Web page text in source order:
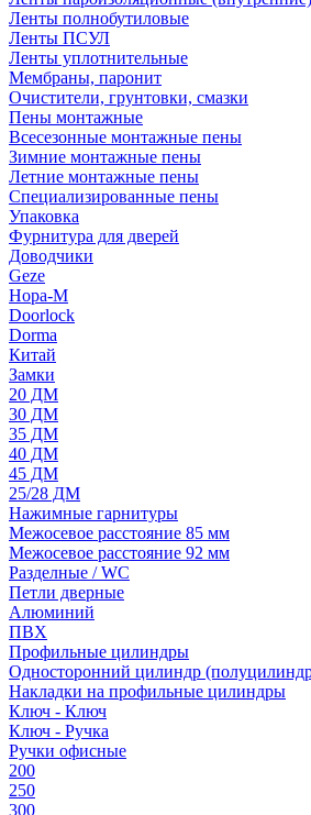
Ленты полнобутиловые
Ленты ПСУЛ
Ленты уплотнительные
Мембраны, паронит
Очистители, грунтовки, смазки
Пены монтажные
Всесезонные монтажные пены
Зимние монтажные пены
Летние монтажные пены
Специализированные пены
Упаковка
Фурнитура для дверей
Доводчики
Geze
Нора-М
Doorlock
Dorma
Китай
Замки
20 ДМ
30 ДМ
35 ДМ
40 ДМ
45 ДМ
25/28 ДМ
Нажимные гарнитуры
Межосевое расстояние 85 мм
Межосевое расстояние 92 мм
Разделные / WC
Петли дверные
Алюминий
ПВХ
Профильные цилиндры
Односторонний цилиндр
Накладки на профильные цилиндры
Ключ - Ключ
Ключ - Ручка
Ручки офисные
200
250
300